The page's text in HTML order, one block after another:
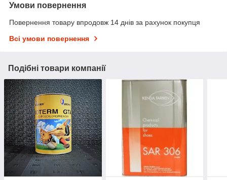
Умови повернення
Повернення товару впродовж 14 днів за рахунок покупця
Всі умови повернення
Подібні товари компанії